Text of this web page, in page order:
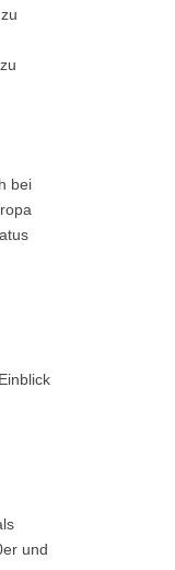
bei
und